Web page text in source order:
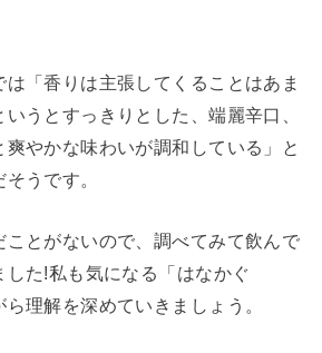
「香りは主張してくることはあま
うとすっきりとした、端麗辛口、
爽やかな味わいが調和している」と
うです。
ことがないので、調べてみて飲んで
た!私も気になる「はなかぐ
理解を深めていきましょう。